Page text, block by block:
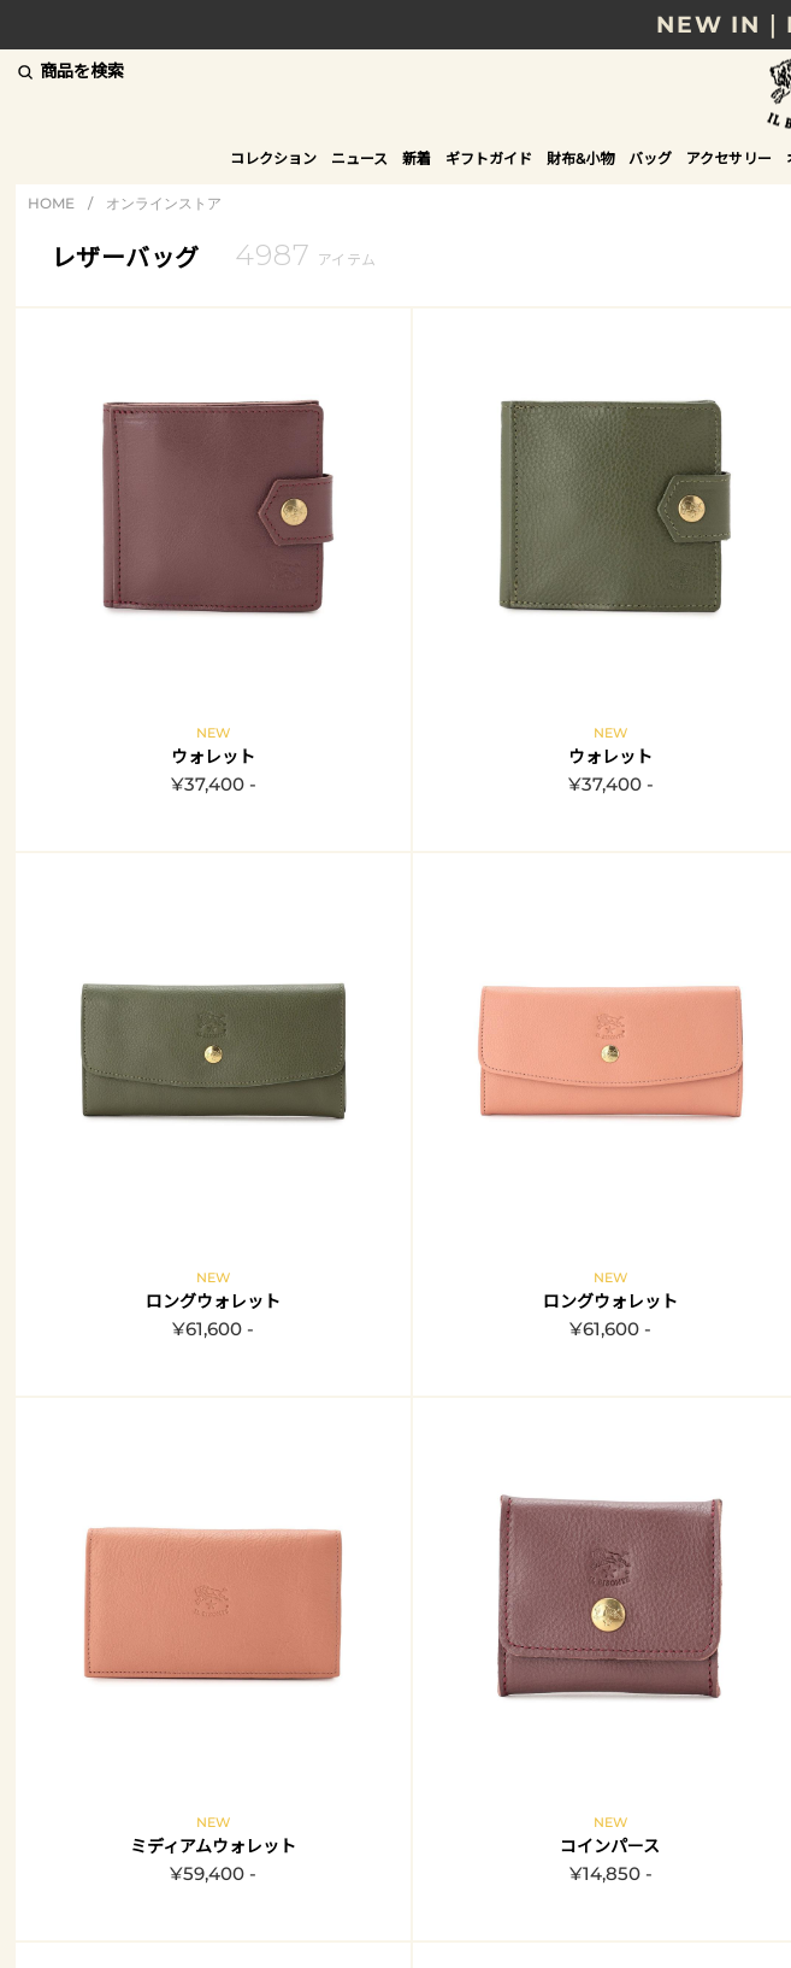
8/17(月)10時まで｜税
贈る相手やシーンから
NEW IN｜
商品を検索
コレクション ニュース 新着 ギフトガイド 財布&小物 バッグ アクセサリー
HOME / オンラインストア
レザーバッグ 4987 アイテム
NEW
ウォレット
¥37,400 -
NEW
ウォレット
¥37,400 -
NEW
ロングウォレット
¥61,600 -
NEW
ロングウォレット
¥61,600 -
NEW
ミディアムウォレット
¥59,400 -
NEW
コインパース
¥14,850 -